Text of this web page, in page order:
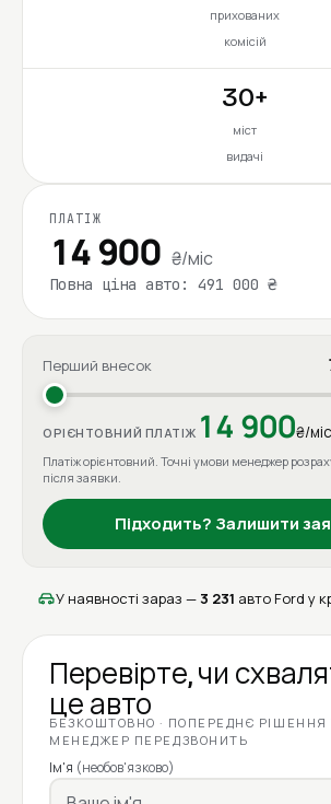
прихованих
комісій
30+
міст
видачі
ПЛАТІЖ
14 900 ₴/міс
Повна ціна авто: 491 000 ₴
Перший внесок
ОРІЄНТОВНИЙ ПЛАТІЖ 14 900₴/міс
Платіж орієнтовний. Точні умови менеджер
після заявки.
Підходить? Залишити
У наявності зараз — 3 231 авто Ford у
Перевірте, чи
це авто
БЕЗКОШТОВНО · ПОПЕРЕДНЄ РІШЕННЯ
МЕНЕДЖЕР ПЕРЕДЗВОНИТЬ
Ім'я (необов'язково)